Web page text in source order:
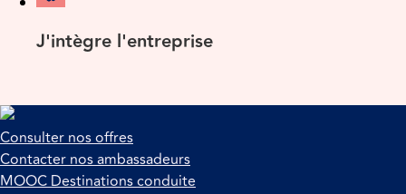
J'intègre l'entreprise
Consulter nos offres
Contacter nos ambassadeurs
MOOC Destinations conduite